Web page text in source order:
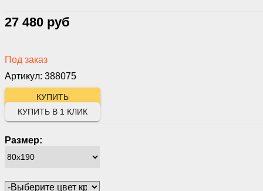
27 480 руб
Под заказ
Артикул: 388075
Размер:
КУПИТЬ В 1 КЛИК